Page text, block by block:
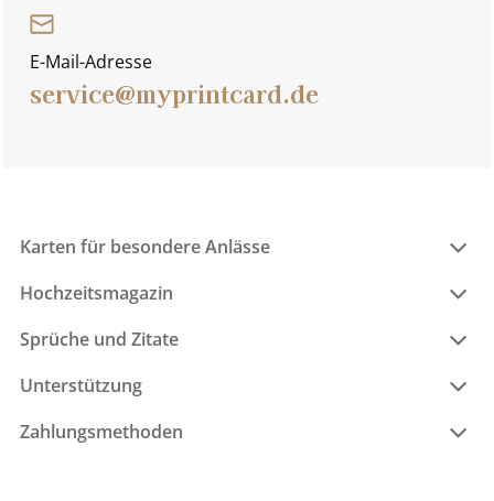
E-Mail-Adresse
service@myprintcard.de
Karten für besondere Anlässe
Hochzeitsmagazin
Sprüche und Zitate
Unterstützung
Zahlungsmethoden